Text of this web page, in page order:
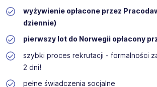
wyżywienie opłacone przez
dziennie)
pierwszy lot do Norwegii opłacony
szybki proces rekrutacji - formalności
2 dni!
pełne świadczenia socjalne